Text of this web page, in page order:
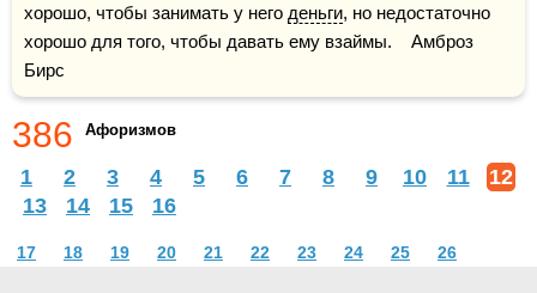
хорошо, чтобы занимать у него деньги, но недостаточно
хорошо для того, чтобы давать ему взаймы.    Амброз
Бирс
386 Афоризмов
1 2 3 4 5 6 7 8 9 10 11
12
13
14 15 16
17 18 19 20 21 22 23 24 25 26